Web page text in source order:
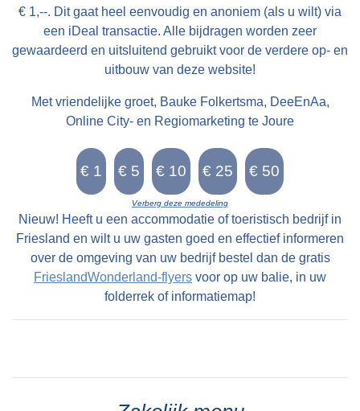
€ 1,--. Dit gaat heel eenvoudig en anoniem (als u wilt) via
een iDeal transactie. Alle bijdragen worden zeer
gewaardeerd en uitsluitend gebruikt voor de verdere op- en
uitbouw van deze website!
Met vriendelijke groet, Bauke Folkertsma, DeeEnAa,
Online City- en Regiomarketing te Joure
Verberg deze mededeling
Nieuw! Heeft u een accommodatie of toeristisch bedrijf in
Friesland en wilt u uw gasten goed en effectief informeren
over de omgeving van uw bedrijf bestel dan de gratis
FrieslandWonderland-flyers voor op uw balie, in uw
folderrek of informatiemap!